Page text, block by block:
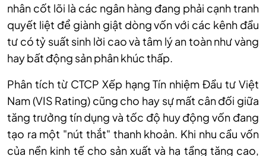
nhân cốt lõi là các ngân hàng đang phải cạnh tranh
quyết liệt để giành giật dòng vốn với các kênh đầu
tư có tỷ suất sinh lời cao và tâm lý an toàn như vàng
hay bất động sản phân khúc thấp.
Phân tích từ CTCP Xếp hạng Tín nhiệm Đầu tư Việt
Nam (VIS Rating) cũng cho hay sự mất cân đối giữa
tăng trưởng tín dụng và tốc độ huy động vốn đang
tạo ra một "nút thắt" thanh khoản. Khi nhu cầu vốn
của nền kinh tế cho sản xuất và hạ tầng tăng cao,